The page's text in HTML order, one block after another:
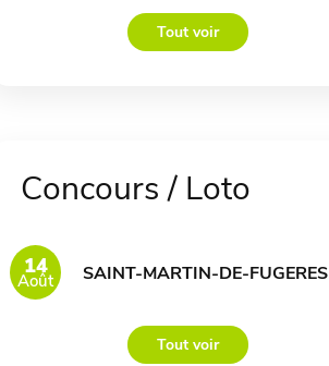
Tout voir
Concours / Loto
14
Août SAINT-MARTIN-DE-FUGERES
Tout voir